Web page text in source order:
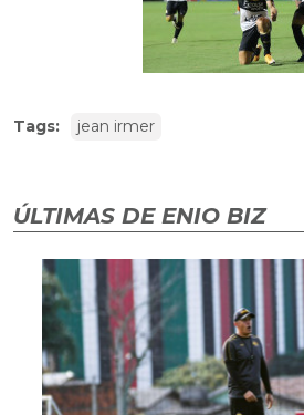
Tags: jean irmer
ÚLTIMAS DE ENIO BIZ